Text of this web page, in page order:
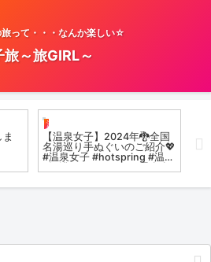
って・・・なんか楽しい☆
旅～旅GIRL～
温泉女子
【温泉女子】2024年🐉全国
名湯巡り手ぬぐいのご紹介💖
#温泉女子 #hotspring #温泉
【
浴